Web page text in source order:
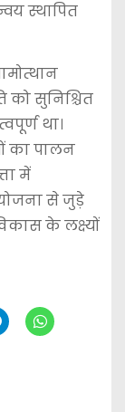
स्थापित
को सुनिश्चित
था।
का पालन
में
से जुड़े
के लक्ष्यों